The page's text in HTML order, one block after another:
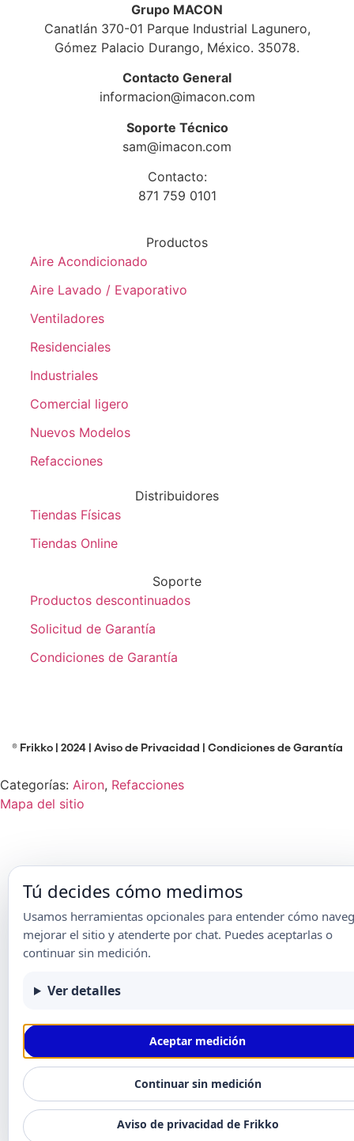
Grupo MACON
Canatlán 370-01 Parque Industrial Lagunero,
Gómez Palacio Durango, México. 35078.
Contacto General
informacion@imacon.com
Soporte Técnico
sam@imacon.com
Contacto:
871 759 0101
Productos
Aire Acondicionado
Aire Lavado / Evaporativo
Ventiladores
Residenciales
Industriales
Comercial ligero
Nuevos Modelos
Refacciones
Distribuidores
Tiendas Físicas
Tiendas Online
Soporte
Productos descontinuados
Solicitud de Garantía
Condiciones de Garantía
® Frikko | 2024 | Aviso de Privacidad | Condiciones de Garantía
Categorías: Airon, Refacciones
Mapa del sitio
Tú decides cómo medimos
Usamos herramientas opcionales para entender cómo
mejorar el sitio y atenderte por chat. Puedes aceptarlas o
continuar sin medición.
Ver detalles
Aceptar medición
Continuar sin medición
Aviso de privacidad de Frikko